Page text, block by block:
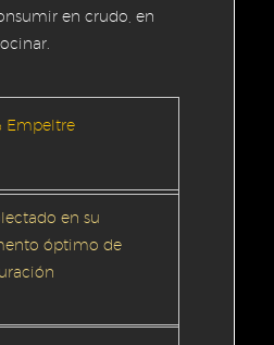
en crudo, en
Empeltre
en su
óptimo de